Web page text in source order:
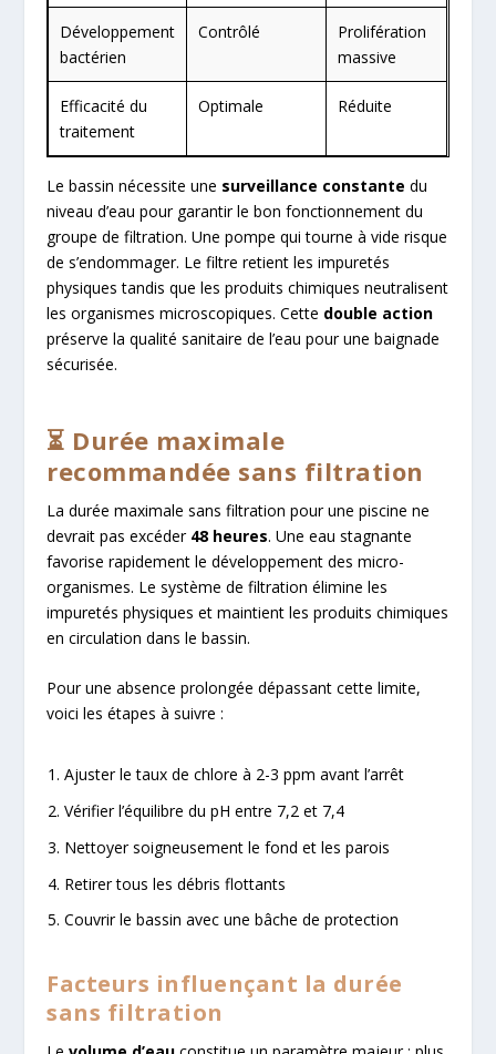
Développement
bactérien
Contrôlé
Prolifération
massive
Efficacité du
traitement
Optimale Réduite
Le bassin nécessite une surveillance constante du
niveau d’eau pour garantir le bon fonctionnement du
groupe de filtration. Une pompe qui tourne à vide risque
de s’endommager. Le filtre retient les impuretés
physiques tandis que les produits chimiques neutralisent
les organismes microscopiques. Cette double action
préserve la qualité sanitaire de l’eau pour une baignade
sécurisée.
⏳ Durée maximale
recommandée sans filtration
La durée maximale sans filtration pour une piscine ne
devrait pas excéder 48 heures. Une eau stagnante
favorise rapidement le développement des micro-
organismes. Le système de filtration élimine les
impuretés physiques et maintient les produits chimiques
en circulation dans le bassin.
Pour une absence prolongée dépassant cette limite,
voici les étapes à suivre :
Ajuster le taux de chlore à 2-3 ppm avant l’arrêt
Vérifier l’équilibre du pH entre 7,2 et 7,4
Nettoyer soigneusement le fond et les parois
Retirer tous les débris flottants
Couvrir le bassin avec une bâche de protection
Facteurs influençant la durée
sans filtration